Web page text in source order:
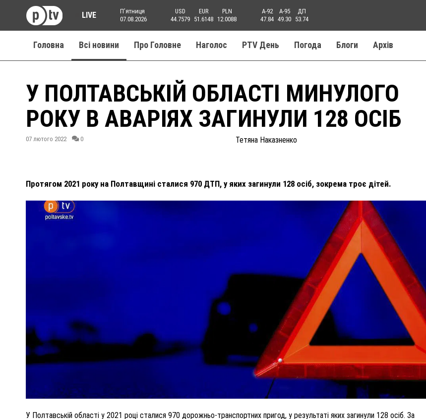
LIVE
Пʼятниця
07.08.2026
USD
44.7579
EUR
51.6148
PLN
12.0088
A-92
47.84
A-95
49.30
ДП
53.74
Головна Всі новини Про Головне Наголос PTV День Погода Блоги Aрхів
У ПОЛТАВСЬКІЙ ОБЛАСТІ МИНУЛОГО
РОКУ В АВАРІЯХ ЗАГИНУЛИ 128 ОСІБ
07 лютого 2022 0 Тетяна Наказненко
Протягом 2021 року на Полтавщині сталися 970 ДТП, у яких загинули 128 осіб, зокрема троє дітей.
У Полтавській області у 2021 році сталися 970 дорожньо-транспортних пригод, у результаті яких загинули 128 осіб. За
ПОЛІЦІЯ ПОЛТАВЩИНИ РОЗШУКУЄ 62-РІЧНУ
ЛЮДМИЛУ ТИМЧЕНКО
ВНАСЛІДОК ПОРАНЕНЬ, ОТРИМАНИХ НА ВІЙНІ,
ПОМЕР ВОЇН ЮРІЙ ВОЙТИК
25 листопада 2025